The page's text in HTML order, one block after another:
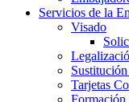
Servicios de la
Visado
Tarjetas
Formación